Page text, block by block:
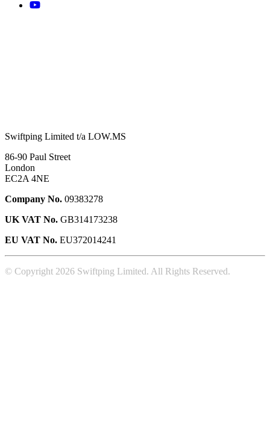
Swiftping Limited t/a LOW.MS
86-90 Paul Street
London
EC2A 4NE
Company No. 09383278
UK VAT No. GB314173238
EU VAT No. EU372014241
© Copyright 2026 Swiftping Limited. All Rights Reserved.